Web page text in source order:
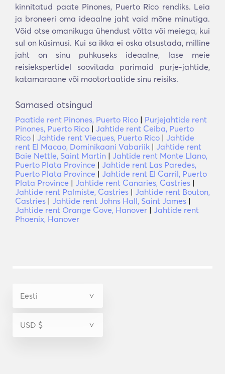
kinnitatud paate Pinones, Puerto Rico rendiks. Leia
ja broneeri oma ideaalne jaht vaid mõne minutiga.
Võid otse omanikuga ühendust võtta või meiega, kui
sul on küsimusi. Kui sa ikka ei oska otsustada, milline
jaht on sinu puhkuseks ideaalne, lase meie
reisiekspertidel soovitada parimaid purje-jahtide,
katamaraane või mootortaatide sinu reisiks.
Sarnased otsingud
Paatide rent Pinones, Puerto Rico | Purjejahtide rent
Pinones, Puerto Rico | Jahtide rent Ceiba, Puerto
Rico | Jahtide rent Vieques, Puerto Rico | Jahtide
rent El Macao, Dominikaani Vabariik | Jahtide rent
Baie Nettle, Saint Martin | Jahtide rent Monte Llano,
Puerto Plata Province | Jahtide rent Las Paredes,
Puerto Plata Province | Jahtide rent El Carril, Puerto
Plata Province | Jahtide rent Canaries, Castries |
Jahtide rent Palmiste, Castries | Jahtide rent Bouton,
Castries | Jahtide rent Johns Hall, Saint James |
Jahtide rent Orange Cove, Hanover | Jahtide rent
Phoenix, Hanover